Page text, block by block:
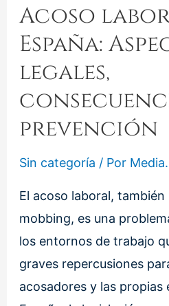
Acoso
España:
legales,
prevención
Sin categoría / Por
El acoso laboral,
mobbing, es una
los entornos de trabajo
graves repercusiones
acosadores y las propias